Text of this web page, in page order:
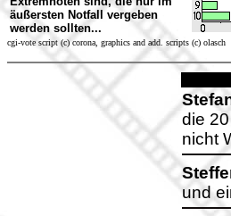
äußersten Notfall vergeben
werden sollten...
cgi-vote script (c) corona, graphics and add. scripts (c) olasch
die
nicht
und